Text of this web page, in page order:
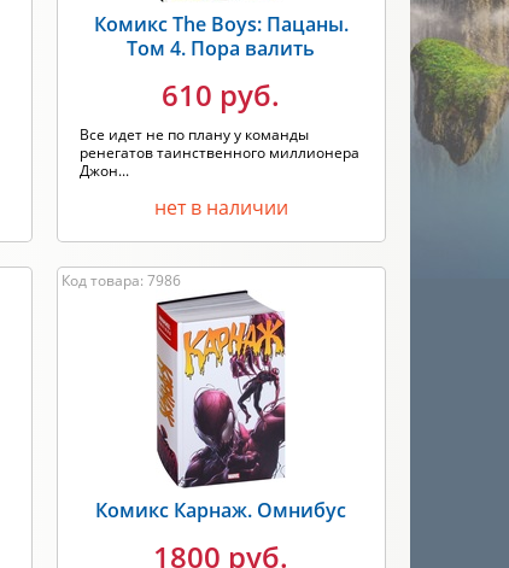
Комикс The Boys: Пацаны.
Том 4. Пора валить
610 руб.
Все идет не по плану у команды
ренегатов таинственного миллионера
Джон...
нет в наличии
Код товара: 7986
Комикс Карнаж. Омнибус
1800 руб.